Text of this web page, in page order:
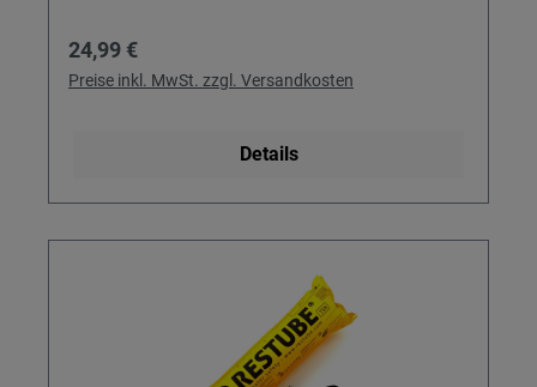
Regulärer Preis:
24,99 €
Preise inkl. MwSt. zzgl. Versandkosten
Details